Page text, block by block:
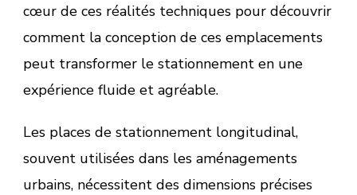
cœur de ces réalités techniques pour découvrir
comment la conception de ces emplacements
peut transformer le stationnement en une
expérience fluide et agréable.
Les places de stationnement longitudinal,
souvent utilisées dans les aménagements
urbains, nécessitent des dimensions précises